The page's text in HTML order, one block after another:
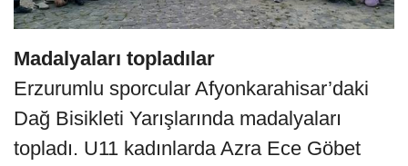
Madalyaları topladılar
Erzurumlu sporcular Afyonkarahisar’daki
Dağ Bisikleti Yarışlarında madalyaları
topladı. U11 kadınlarda Azra Ece Göbet